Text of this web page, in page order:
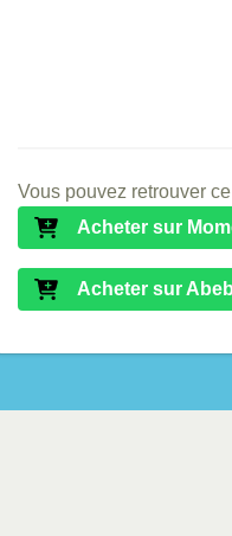
Vous pouvez retrouver
Acheter sur
Acheter sur